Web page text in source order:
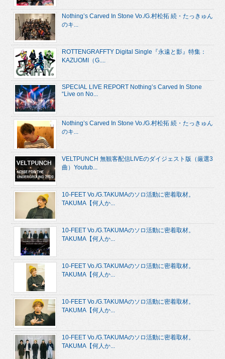
Nothing’s Carved In Stone Vo./G.村松拓 続・たっきゅん
のキ...
ROTTENGRAFFTY Digital Single『永遠と影』特集：
KAZUOMI（G....
SPECIAL LIVE REPORT Nothing’s Carved In Stone
“Live on No...
Nothing’s Carved In Stone Vo./G.村松拓 続・たっきゅん
のキ...
VELTPUNCH 無観客配信LIVEのダイジェスト版（厳選3
曲）Youtub...
10-FEET Vo./G.TAKUMAのソロ活動に密着取材。
TAKUMA【何人か...
10-FEET Vo./G.TAKUMAのソロ活動に密着取材。
TAKUMA【何人か...
10-FEET Vo./G.TAKUMAのソロ活動に密着取材。
TAKUMA【何人か...
10-FEET Vo./G.TAKUMAのソロ活動に密着取材。
TAKUMA【何人か...
10-FEET Vo./G.TAKUMAのソロ活動に密着取材。
TAKUMA【何人か...